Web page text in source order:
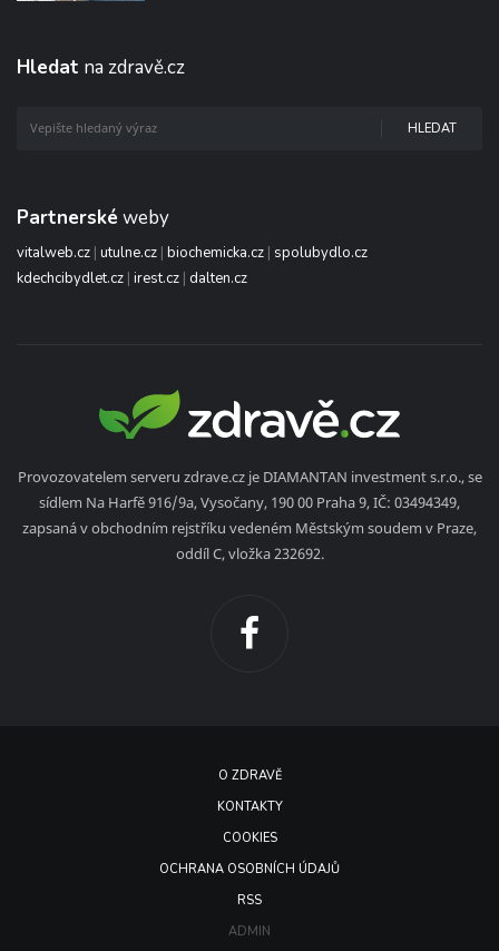
Hledat na zdravě.cz
HLEDAT
Partnerské weby
vitalweb.cz | utulne.cz | biochemicka.cz | spolubydlo.cz
kdechcibydlet.cz | irest.cz | dalten.cz
Provozovatelem serveru zdrave.cz je DIAMANTAN investment s.r.o., se
sídlem Na Harfě 916/9a, Vysočany, 190 00 Praha 9, IČ: 03494349,
zapsaná v obchodním rejstříku vedeném Městským soudem v Praze,
oddíl C, vložka 232692.
O ZDRAVĚ
KONTAKTY
COOKIES
OCHRANA OSOBNÍCH ÚDAJŮ
RSS
ADMIN